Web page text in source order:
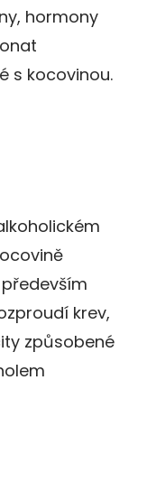
hormony
s kocovinou.
krev,
způsobené